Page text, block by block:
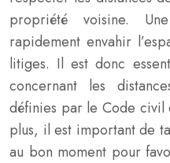
propriété voisine.
rapidement envahir
litiges. Il est donc
concernant les
définies par le Code civil
plus, il est important de
au bon moment pour